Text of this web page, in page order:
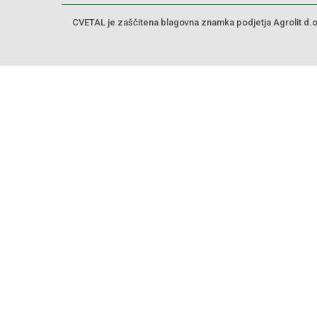
CVETAL je zaščitena blagovna znamka podjetja Agrolit